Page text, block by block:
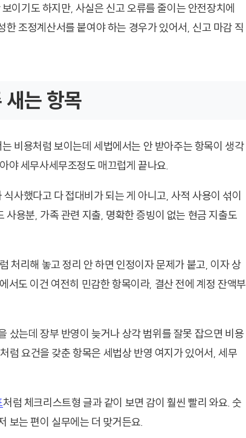
이기도 하지만, 사실은 신고 오류를 줄이는 안전장치에
조정계산서를 붙여야 하는 경우가 있어서, 신고 마감 직
새는 항목
비용처럼 보이는데 세법에서는 안 받아주는 항목이 생각
야 세무사세무조정도 매끄럽게 끝나요.
사했다고 다 접대비가 되는 게 아니고, 사적 사용이 섞이
용분, 가족 관련 지출, 명확한 증빙이 없는 현금 지출도
처리해 놓고 정리 안 하면 인정이자 문제가 붙고, 이자 상
도 이건 여전히 민감한 항목이라, 결산 전에 계정 잔액부
샀는데 장부 반영이 늦거나 상각 범위를 잘못 잡으면 비용
럼 요건을 갖춘 항목은 세법상 반영 여지가 있어서, 세무
처럼 체크리스트형 글과 같이 보면 감이 훨씬 빨리 와요. 숫
보는 편이 실무에는 더 맞거든요.